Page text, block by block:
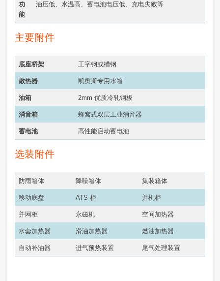
功
能
油压低、水温高、蓄电池电压低、充电失败等
主要附件
底座桥架 工字钢或槽钢
散热器 凯奥斯专用水箱
油箱 2mm 优质冷轧钢板
消音箱 蜂窝式双层工业消音器
蓄电池 高性能启动蓄电池
选装附件
防雨箱体 降噪箱体 集装箱体
移动底盘 ATS 柜 并机柜
并网柜 永磁机 空间加热器
水套加热器 滑油加热器 燃油加热器
自动补油器 进气预热装置 尾气处理装置